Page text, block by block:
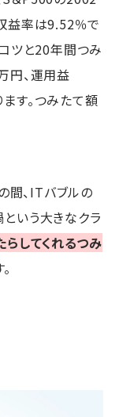
益率は9.52％で
ツと20年間つみ
円、運用益
す。つみたて額
間、ITバブルの
という大きなクラ
してくれるつみ